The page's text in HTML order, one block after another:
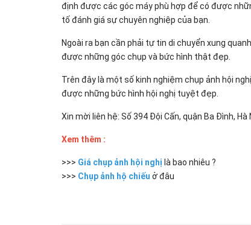
định được các góc máy phù hợp để có được
tố đánh giá sự chuyên nghiệp của bạn.
Ngoài ra bạn cần phải tự tin di chuyển xung
được những góc chụp và bức hình thật đẹp.
Trên đây là một số kinh nghiệm chụp ảnh hội
được những bức hình hội nghị tuyệt đẹp.
Xin mời liên hệ: Số 394 Đội Cấn, quận Ba Đình,
Xem thêm :
>>> Giá chụp ảnh hội nghị là bao nhiêu ?
>>> Chụp ảnh hộ chiếu ở đâu